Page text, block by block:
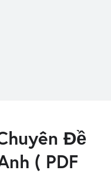
Đề
( PDF